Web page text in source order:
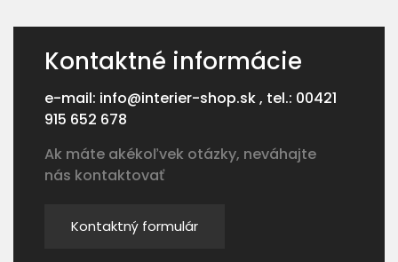
Kontaktné informácie
e-mail: info@interier-shop.sk , tel.: 00421
915 652 678
Ak máte akékoľvek otázky, neváhajte
nás kontaktovať
Kontaktný formulár